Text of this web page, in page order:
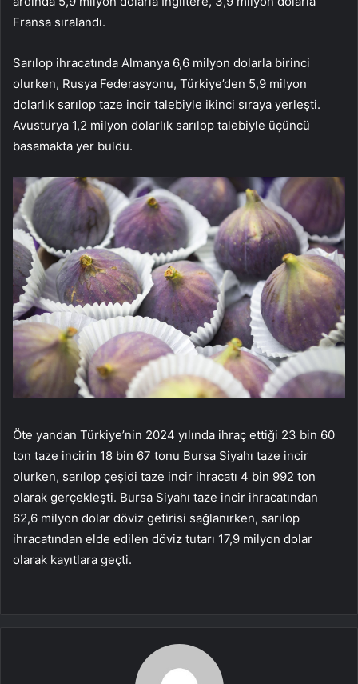
Fransa sıralandı.
Sarılop ihracatında Almanya 6,6 milyon dolarla birinci
olurken, Rusya Federasyonu, Türkiye’den 5,9 milyon
dolarlık sarılop taze incir talebiyle ikinci sıraya yerleşti.
Avusturya 1,2 milyon dolarlık sarılop talebiyle üçüncü
basamakta yer buldu.
Öte yandan Türkiye’nin 2024 yılında ihraç ettiği 23 bin 60
ton taze incirin 18 bin 67 tonu Bursa Siyahı taze incir
olurken, sarılop çeşidi taze incir ihracatı 4 bin 992 ton
olarak gerçekleşti. Bursa Siyahı taze incir ihracatından
62,6 milyon dolar döviz getirisi sağlanırken, sarılop
ihracatından elde edilen döviz tutarı 17,9 milyon dolar
olarak kayıtlara geçti.